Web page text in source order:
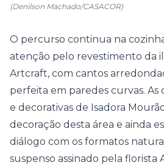
(Denilson Machado/CASACOR)
O percurso continua na
atenção pelo revestimento da
Artcraft, com cantos
perfeita em paredes curvas. As
e decorativas de Isadora
decoração desta área e ainda
diálogo com os formatos
suspenso assinado pela florista